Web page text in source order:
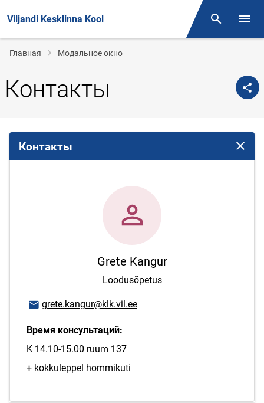
Viljandi Kesklinna Kool Поиск
Строка
навигации
Главная Модальное окно
Контакты
Контакты
Grete Kangur
Loodusõpetus
E-mail адрес
grete.kangur@klk.vil.ee
Время консультаций:
K 14.10-15.00 ruum 137
+ kokkuleppel hommikuti